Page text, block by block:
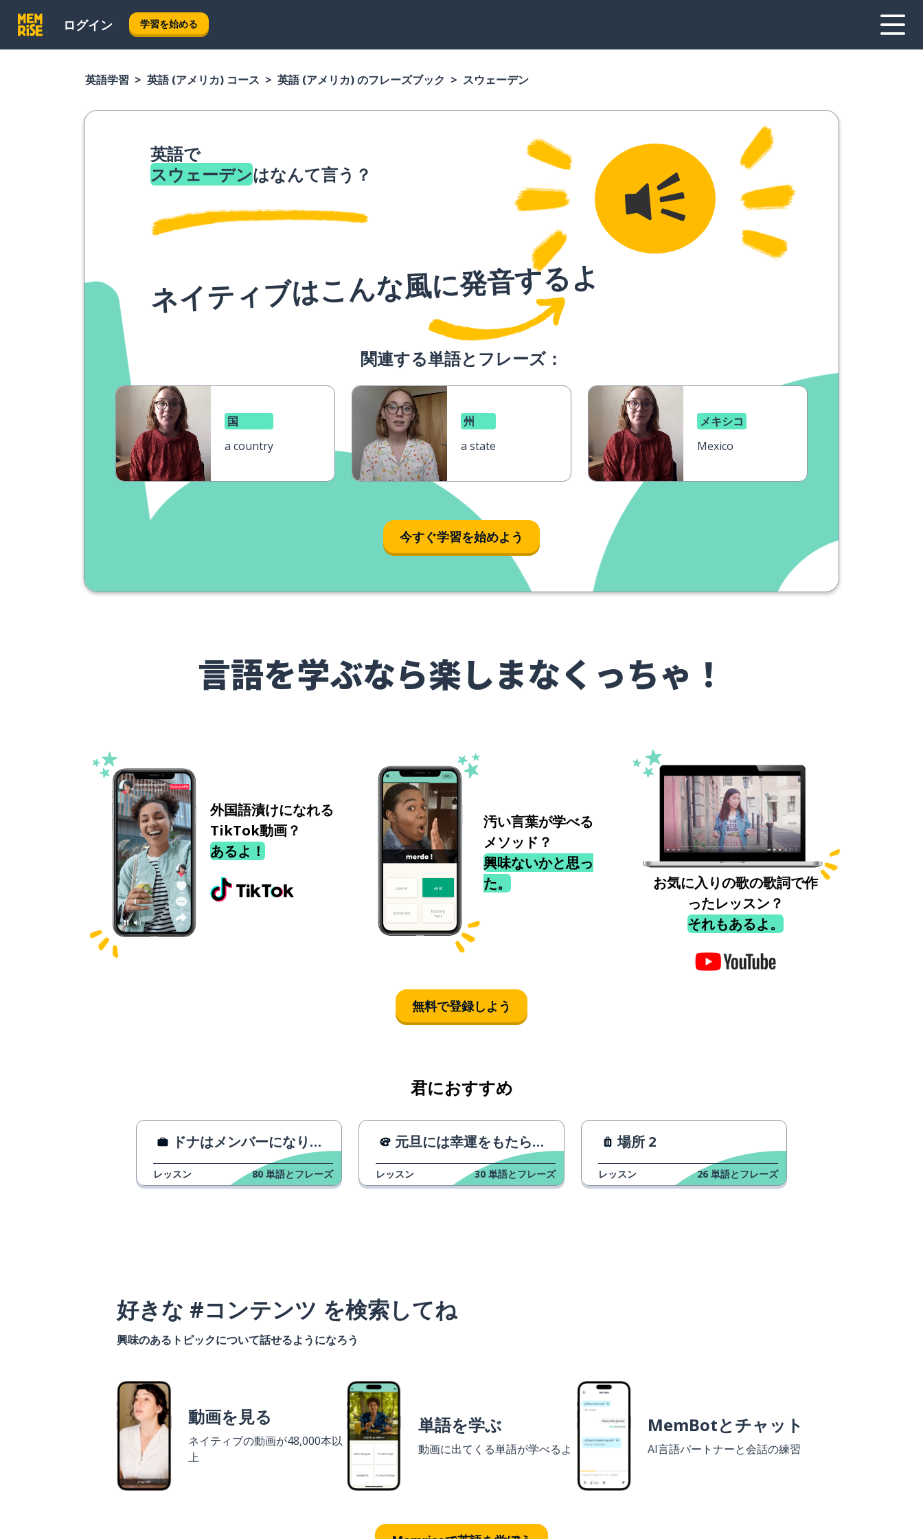
ログイン 学習を始める
英語学習 英語 (アメリカ) コース 英語 (アメリカ) のフレーズブック スウェーデン
英語で
スウェーデンはなんて言う？
ネイティブはこんな風に発音するよ
関連する単語とフレーズ：
国
a country
州
a state
メキシコ
Mexico
今すぐ学習を始めよう
言語を学ぶなら楽しまなくっちゃ！
外国語漬けになれる
TikTok動画？
あるよ！
汚い言葉が学べる
メソッド？
興味ないかと思っ
た。
お気に入りの歌の歌詞で作
ったレッスン？
それもあるよ。
無料で登録しよう
君におすすめ
ドナはメンバーになりたいと思っています。
レッスン 80 単語とフレーズ
元旦には幸運をもたらす最高の食べ物
レッスン 30 単語とフレーズ
場所 2
レッスン 26 単語とフレーズ
好きな #コンテンツ を検索してね
興味のあるトピックについて話せるようになろう
動画を見る
ネイティブの動画が48,000本以
上
単語を学ぶ
動画に出てくる単語が学べるよ
MemBotとチャット
AI言語パートナーと会話の練習